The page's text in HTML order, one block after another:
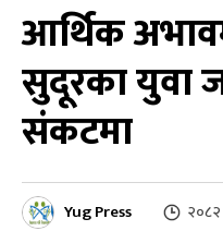
आर्थिक
सुदूरका युवा
संकटमा
Yug Press